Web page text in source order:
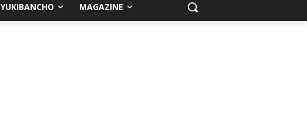
YUKIBANCHO MAGAZINE